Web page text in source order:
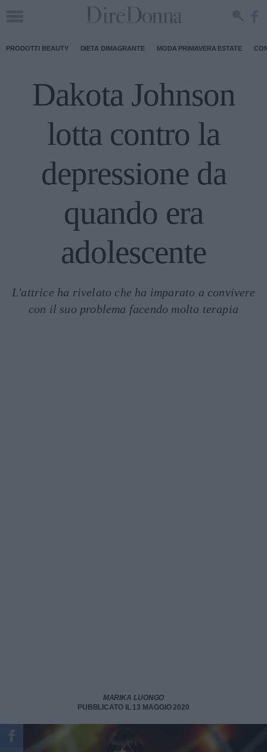
PRODOTTI BEAUTY DIETA DIMAGRANTE MODA PRIMAVERA ESTATE
Dakota Johnson
lotta contro la
depressione da
quando era
adolescente
L'attrice ha rivelato che ha imparato a convivere
con il suo problema facendo molta terapia
MARIKA LUONGO
PUBBLICATO IL 13 MAGGIO 2020